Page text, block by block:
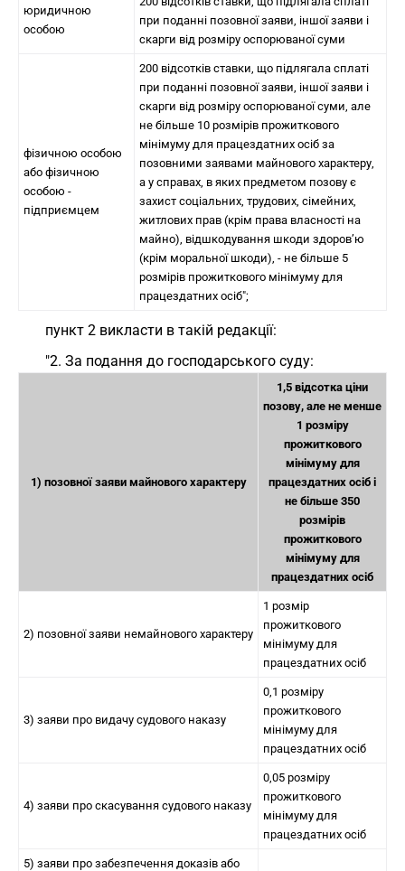
юридичною
особою
при поданні позовної заяви, іншої заяви і
скарги від розміру оспорюваної суми
фізичною особою
або фізичною
особою -
підприємцем
200 відсотків ставки, що підлягала сплаті
при поданні позовної заяви, іншої заяви і
скарги від розміру оспорюваної суми, але
не більше 10 розмірів прожиткового
мінімуму для працездатних осіб за
позовними заявами майнового характеру,
а у справах, в яких предметом позову є
захист соціальних, трудових, сімейних,
житлових прав (крім права власності на
майно), відшкодування шкоди здоров’ю
(крім моральної шкоди), - не більше 5
розмірів прожиткового мінімуму для
працездатних осіб";
пункт 2 викласти в такій редакції:
"2. За подання до господарського суду:
1) позовної заяви майнового характеру
1,5 відсотка ціни
позову, але не менше
1 розміру
прожиткового
мінімуму для
працездатних осіб і
не більше 350
розмірів
прожиткового
мінімуму для
працездатних осіб
2) позовної заяви немайнового характеру
1 розмір
прожиткового
мінімуму для
працездатних осіб
3) заяви про видачу судового наказу
0,1 розміру
прожиткового
мінімуму для
працездатних осіб
4) заяви про скасування судового наказу
0,05 розміру
прожиткового
мінімуму для
працездатних осіб
5) заяви про забезпечення доказів або